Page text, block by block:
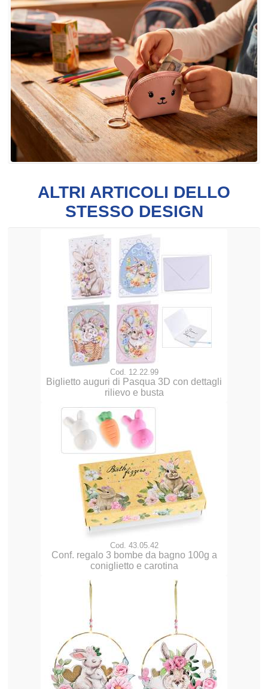
ALTRI ARTICOLI DELLO
STESSO DESIGN
Cod. 12.22.99
Biglietto auguri di Pasqua 3D con dettagli
rilievo e busta
Cod. 43.05.42
Conf. regalo 3 bombe da bagno 100g a
coniglietto e carotina